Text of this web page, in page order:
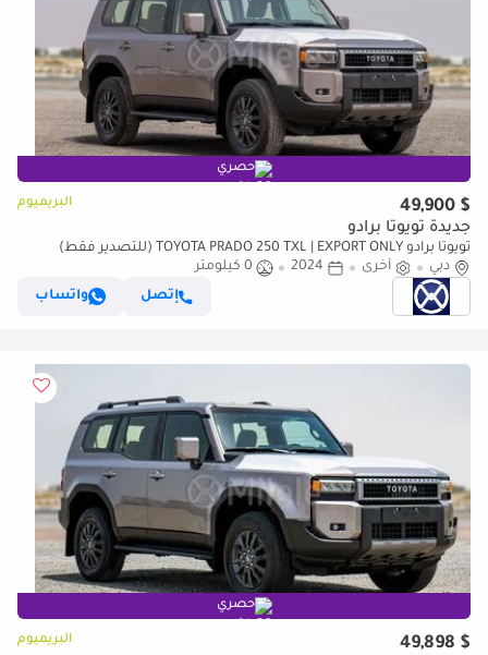
حصري
$ 49,900 البريميوم
جديدة تويوتا برادو
تويوتا برادو TOYOTA PRADO 250 TXL | EXPORT ONLY (للتصدير فقط)
دبي
أخرى 2024
0 كيلومتر
إتصل
واتساب
حصري
$ 49,898 البريميوم